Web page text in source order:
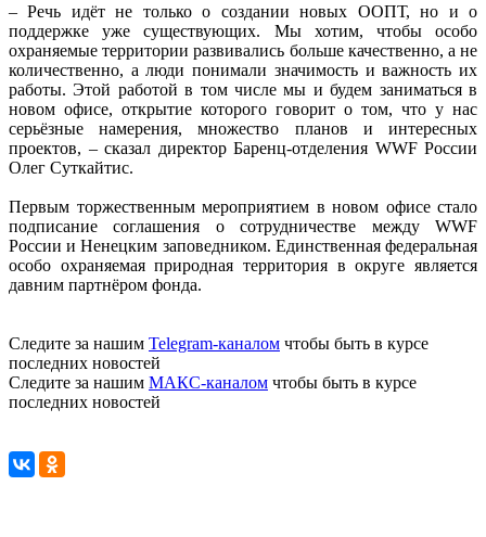
– Речь идёт не только о создании новых ООПТ, но и о
поддержке уже существующих. Мы хотим, чтобы особо
охраняемые территории развивались больше качественно, а не
количественно, а люди понимали значимость и важность их
работы. Этой работой в том числе мы и будем заниматься в
новом офисе, открытие которого говорит о том, что у нас
серьёзные намерения, множество планов и интересных
проектов, – сказал директор Баренц-отделения WWF России
Олег Суткайтис.
Первым торжественным мероприятием в новом офисе стало
подписание соглашения о сотрудничестве между WWF
России и Ненецким заповедником. Единственная федеральная
особо охраняемая природная территория в округе является
давним партнёром фонда.
Следите за нашим Telegram-каналом чтобы быть в курсе
последних новостей
Следите за нашим МАКС-каналом чтобы быть в курсе
последних новостей